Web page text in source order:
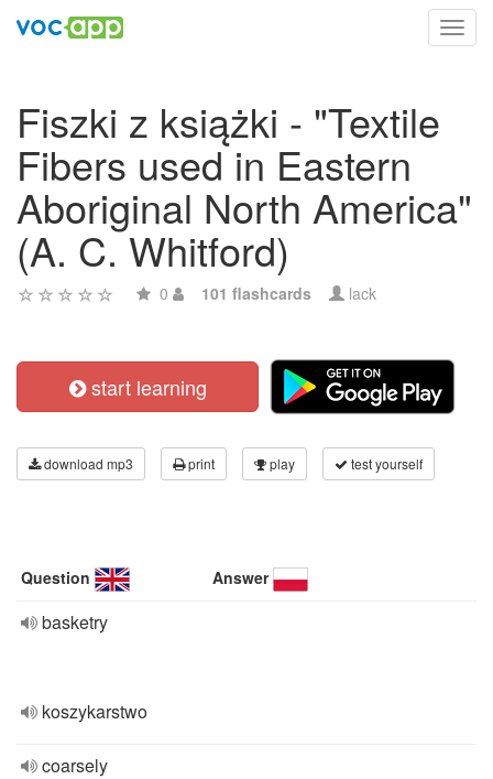
Fiszki z książki - "Textile
Fibers used in Eastern
Aboriginal North America"
(A. C. Whitford)
0 101 flashcards lack
start learning
download mp3 print play test yourself
Question Answer
basketry
koszykarstwo
coarsely